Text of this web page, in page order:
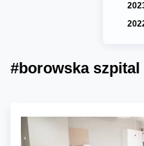
#borowska szpital